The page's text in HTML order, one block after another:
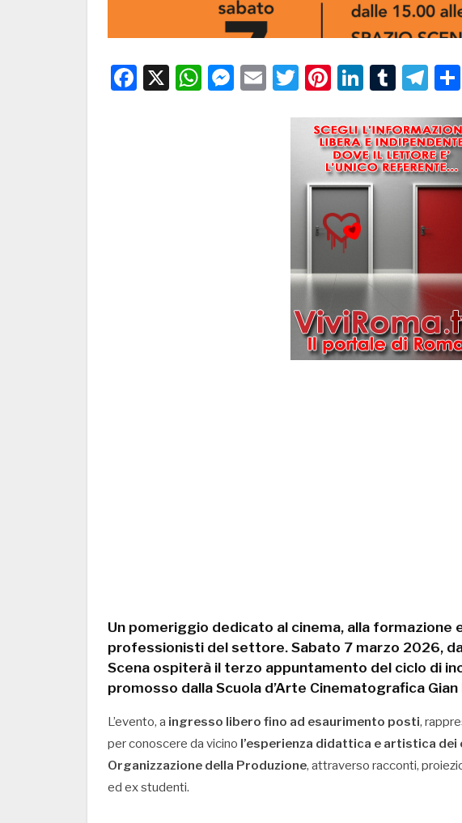
Facebook
X WhatsApp
Messenger
EmailTwitter
Pinterest
LinkedIn
Tumblr
Un pomeriggio dedicato al cinema, alla formazione
professionisti del settore. Sabato 7 marzo 2026,
Scena ospiterà il terzo appuntamento del ciclo di
promosso dallaScuola d’Arte Cinematografica
L’evento, a ingresso libero fino ad esaurimento posti,
per conoscere da vicino l’esperienza didattica e artistica
Organizzazione della Produzione, attraverso racconti,
ed ex studenti.